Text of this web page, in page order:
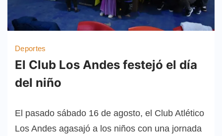
Deportes
El Club Los Andes festejó el día
del niño
El pasado sábado 16 de agosto, el Club Atlético
Los Andes agasajó a los niños con una jornada